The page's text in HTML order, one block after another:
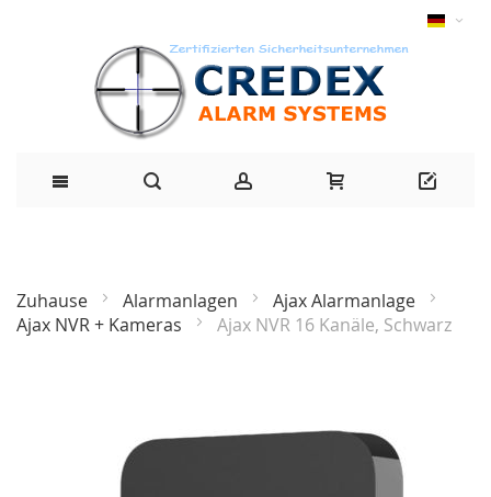
Zuhause Alarmanlagen
Ajax Alarmanlage
Ajax NVR + Kameras
Ajax NVR 16 Kanäle, Schwarz